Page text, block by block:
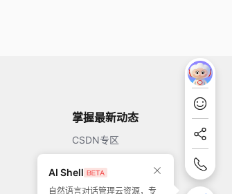
AI Shell
自然语言对话管理云资源，专
掌握最新动态
CSDN专区
开源中国